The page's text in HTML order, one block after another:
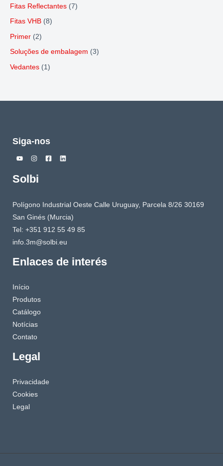
Fitas Reflectantes (7)
Fitas VHB (8)
Primer (2)
Soluções de embalagem (3)
Vedantes (1)
Siga-nos
Solbi
Polígono Industrial Oeste Calle Uruguay, Parcela 8/26 30169
San Ginés (Murcia)
Tel: +351 912 55 49 85
info.3m@solbi.eu
Enlaces de interés
Início
Produtos
Catálogo
Notícias
Contato
Legal
Privacidade
Cookies
Legal